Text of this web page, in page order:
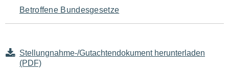
Betroffene Bundesgesetze
Stellungnahme-/Gutachtendokument herunterladen
(PDF)